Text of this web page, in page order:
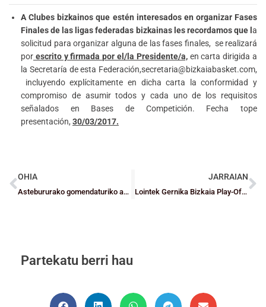
AClubes bizkainos que estén interesados en organizar Fases
Finales de las ligas federadas bizkainas les recordamos que l a
solicitud para organizar alguna de las fases finales, se realizará
por escrito y firmada por el/la Presidente/a,en carta dirigida a
la Secretaría de esta Federación,secretaria@bizkaiabasket.com,
incluyendo explícitamente en dicha carta la conformidad y
compromiso de asumir todos y cada uno de los requisitos
señalados en Bases de Competición. Fecha tope
presentación, 30/03/2017.
OHIA
Astebururako gomendaturiko agenda
JARRAIAN
Lointek Gernika Bizkaia Play-Offetara, ate handitik
Partekatu berri hau